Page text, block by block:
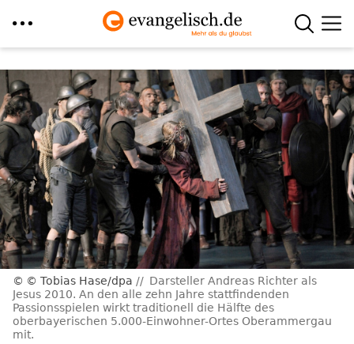
zum
Inhalt
© Tobias Hase/dpa
Darsteller Andreas Richter als
Jesus 2010. An den alle zehn Jahre stattfindenden
Passionsspielen wirkt traditionell die Hälfte des
oberbayerischen 5.000-Einwohner-Ortes Oberammergau
mit.